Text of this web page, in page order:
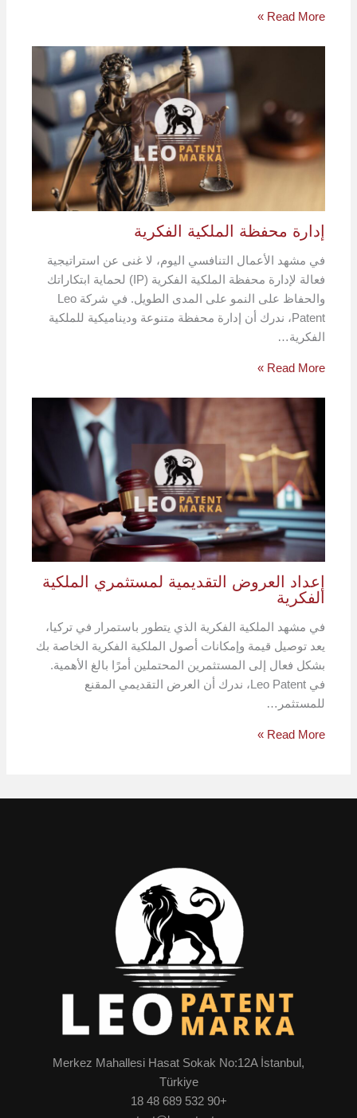
Read More »
إدارة محفظة الملكية الفكرية
في مشهد الأعمال التنافسي اليوم، لا غنى عن استراتيجية
فعالة لإدارة محفظة الملكية الفكرية (IP) لحماية ابتكاراتك
والحفاظ على النمو على المدى الطويل. في شركة Leo
Patent، ندرك أن إدارة محفظة متنوعة وديناميكية للملكية
الفكرية…
Read More »
إعداد العروض التقديمية لمستثمري الملكية
الفكرية
في مشهد الملكية الفكرية الذي يتطور باستمرار في تركيا،
يعد توصيل قيمة وإمكانات أصول الملكية الفكرية الخاصة بك
بشكل فعال إلى المستثمرين المحتملين أمرًا بالغ الأهمية.
في Leo Patent، ندرك أن العرض التقديمي المقنع
للمستثمر…
Read More »
Merkez Mahallesi Hasat Sokak No:12A İstanbul,
Türkiye
+90 532 689 48 18